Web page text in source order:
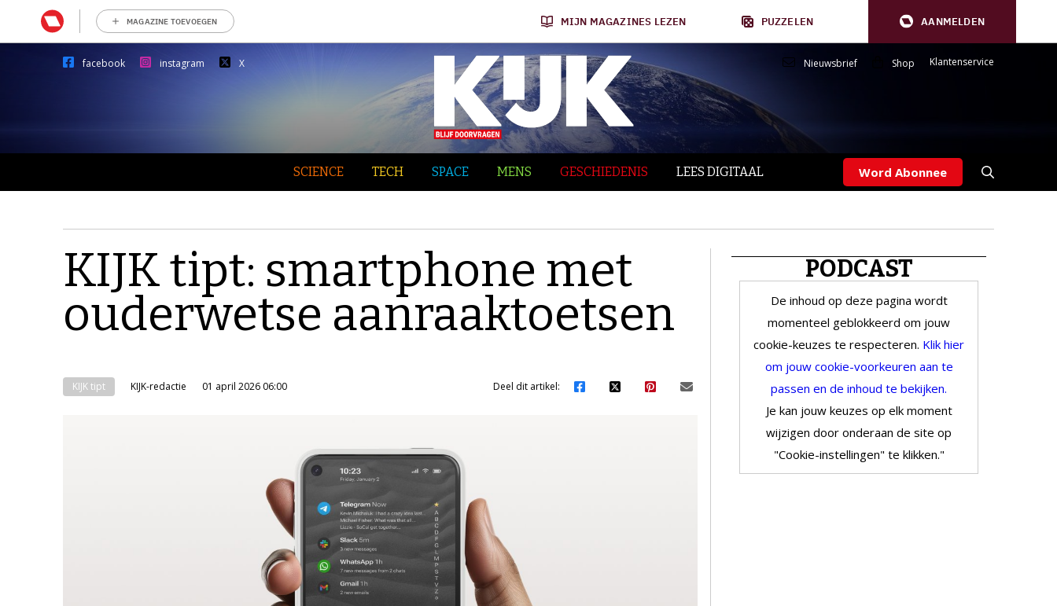
MAGAZINE TOEVOEGEN MIJN MAGAZINES LEZEN PUZZELEN AANMELDEN
facebook instagram X Nieuwsbrief Shop Klantenservice
SCIENCE TECH SPACE MENS GESCHIEDENIS LEES DIGITAAL Word Abonnee
KIJK tipt: smartphone met
ouderwetse aanraaktoetsen
KIJK tipt KIJK-redactie 01 april 2026 06:00 Deel dit artikel:
PODCAST
De inhoud op deze pagina wordt
momenteel geblokkeerd om jouw
cookie-keuzes te respecteren. Klik hier
om jouw cookie-voorkeuren aan te
passen en de inhoud te bekijken.
Je kan jouw keuzes op elk moment
wijzigen door onderaan de site op
"Cookie-instellingen" te klikken."